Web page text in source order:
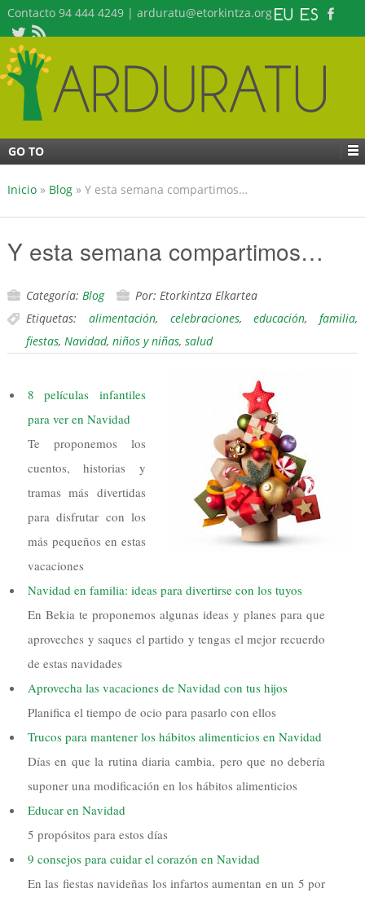
Contacto 94 444 4249 | arduratu@etorkintza.org
GO TO
Inicio» Blog» Y esta semana compartimos…
Y esta semana compartimos…
Categoría: Blog
Por: Etorkintza Elkartea
Etiquetas: alimentación, celebraciones,educación,familia,
fiestas, Navidad, niños y niñas, salud
8 películas infantiles
para ver en Navidad
Te proponemos los
cuentos, historias y
tramas más divertidas
para disfrutar con los
más pequeños en estas
vacaciones
Navidad en familia: ideas para divertirse con los tuyos
En Bekia te proponemos algunas ideas y planes para que
aproveches y saques el partido y tengas el mejor recuerdo
de estas navidades
Aprovecha las vacaciones de Navidad con tus hijos
Planifica el tiempo de ocio para pasarlo con ellos
Trucos para mantener los hábitos alimenticios en Navidad
Días en que la rutina diaria cambia, pero que no debería
suponer una modificación en los hábitos alimenticios
Educar en Navidad
5 propósitos para estos días
9 consejos para cuidar el corazón en Navidad
En las fiestas navideñas los infartos aumentan en un 5 por